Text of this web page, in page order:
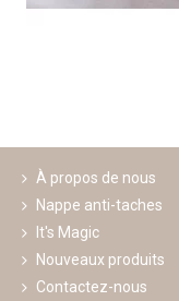
À propos de nous
Nappe anti-taches
It's Magic
Nouveaux produits
Contactez-nous